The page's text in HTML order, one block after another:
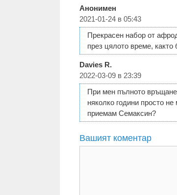
Анонимен
2021-01-24 в 05:43
Прекрасен набор от
през цялото време,
Davies R.
2022-03-09 в 23:39
При мен пълното
няколко години просто
приемам Семаксин?
Вашият коментар